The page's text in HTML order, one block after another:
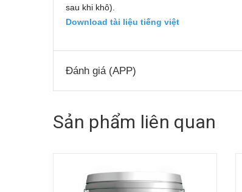
sau khi khô).
Download tài liệu tiếng việt
Đánh giá (APP)
Sản phẩm liên quan